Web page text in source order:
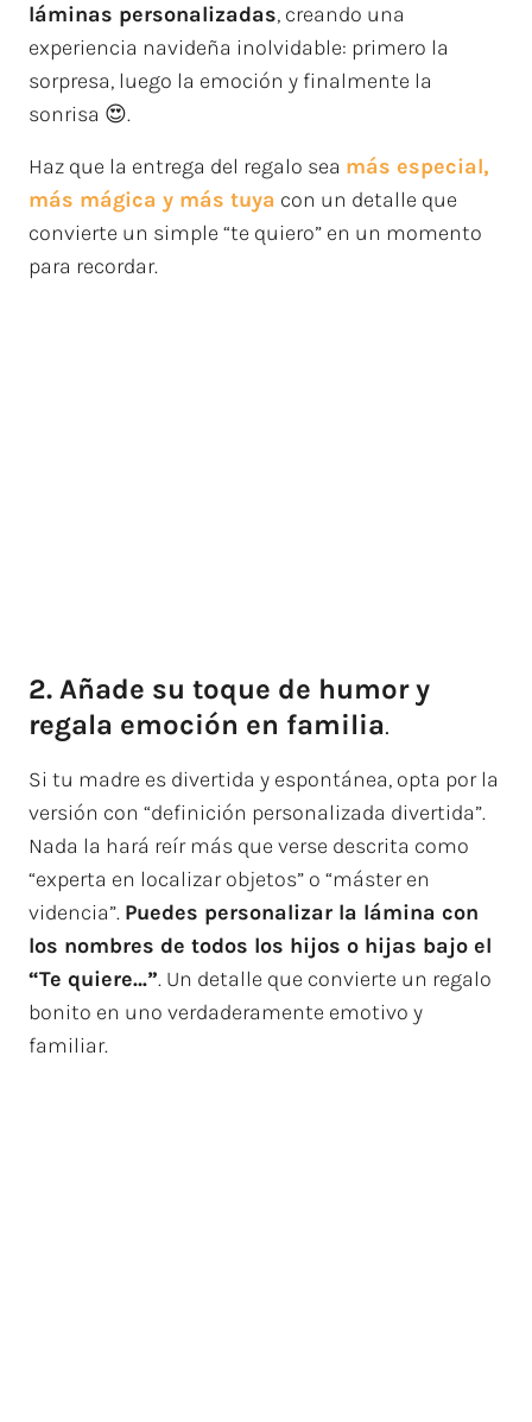
láminas personalizadas, creando una
experiencia navideña inolvidable: primero la
sorpresa, luego la emoción y finalmente la
sonrisa 😍.
Haz que la entrega del regalo sea más especial,
más mágica y más tuya con un detalle que
convierte un simple “te quiero” en un momento
para recordar.
2. Añade su toque de humor y
regala emoción en familia.
Si tu madre es divertida y espontánea, opta por la
versión con “definición personalizada divertida”.
Nada la hará reír más que verse descrita como
“experta en localizar objetos” o “máster en
videncia”. Puedes personalizar la lámina con
los nombres de todos los hijos o hijas bajo el
“Te quiere…”. Un detalle que convierte un regalo
bonito en uno verdaderamente emotivo y
familiar.